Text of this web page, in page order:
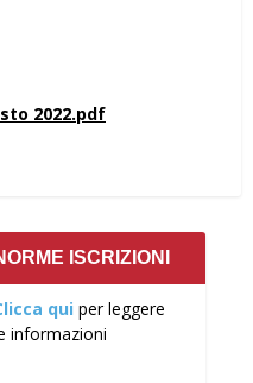
2022.pdf
ISCRIZIONI
qui per leggere
informazioni